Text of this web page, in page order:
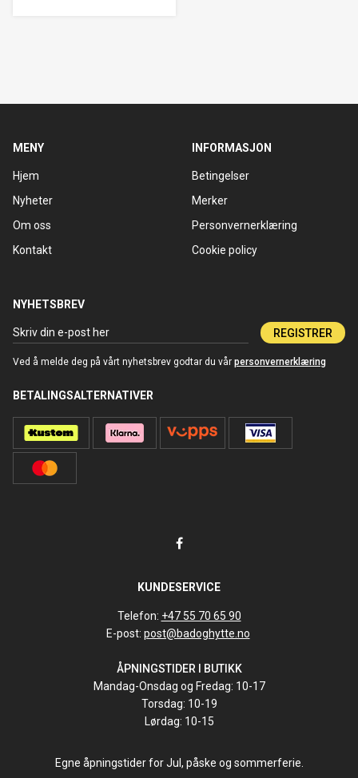
MENY
Hjem
Nyheter
Om oss
Kontakt
INFORMASJON
Betingelser
Merker
Personvernerklæring
Cookie policy
NYHETSBREV
REGISTRER
Ved å melde deg på vårt nyhetsbrev godtar du vår personvernerklæring
BETALINGSALTERNATIVER
KUNDESERVICE
Telefon: +47 55 70 65 90
E-post: post@badoghytte.no
ÅPNINGSTIDER I BUTIKK
Mandag-Onsdag og Fredag: 10-17
Torsdag: 10-19
Lørdag: 10-15
Egne åpningstider for Jul, påske og sommerferie.